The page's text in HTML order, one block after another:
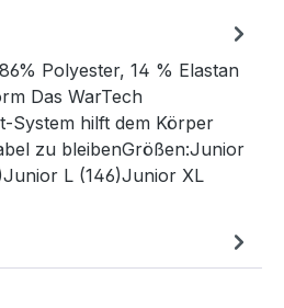
Polyester, 14 % Elastan
Das WarTech
System hilft dem Körper
zu bleibenGrößen:Junior
L (146)Junior XL